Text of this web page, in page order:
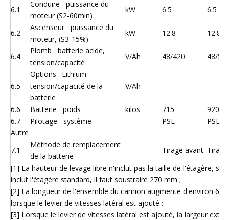
6.1
Conduire puissance du
moteur (S2-60min)
kW 6.5 6.5
6.2
Ascenseur puissance du
moteur, (S3-15%)
kW 12.8 12.8
6.4
Plomb batterie acide,
tension/capacité
V/Ah 48/420 48/
6.5
Options : Lithium
tension/capacité de la
batterie
V/Ah
6.6 Batterie poids kilos 715
920
6.7
Pilotage système PSE
PSE
Autre
7.1
Méthode de remplacement
de la batterie
Tirage avant
[1] La hauteur de levage libre n'inclut pas la taille de l'étagère, si
inclut l'étagère standard, il faut soustraire 270 mm ;
[2] La longueur de l'ensemble du camion augmente d'environ 60
lorsque le levier de vitesses latéral est ajouté ;
[3] Lorsque le levier de vitesses latéral est ajouté, la largeur